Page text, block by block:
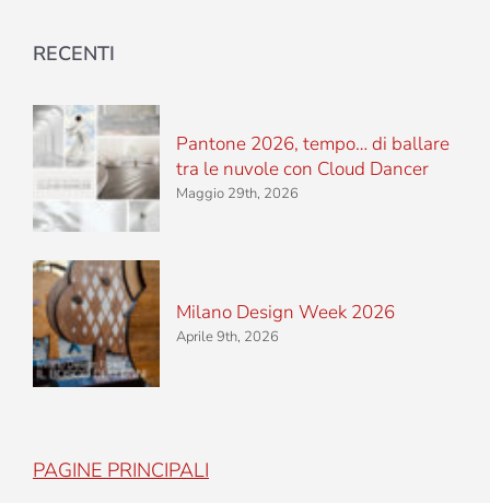
RECENTI
Pantone 2026, tempo… di ballare
tra le nuvole con Cloud Dancer
Maggio 29th, 2026
Milano Design Week 2026
Aprile 9th, 2026
PAGINE PRINCIPALI